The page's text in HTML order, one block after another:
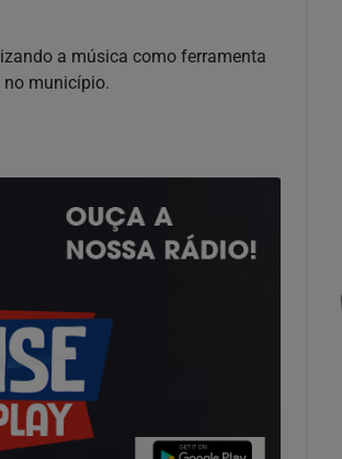
a música como ferramenta
município.